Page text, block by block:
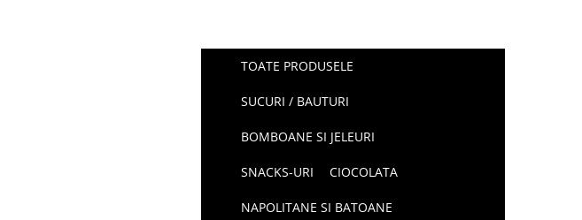
TOATE PRODUSELE
SUCURI / BAUTURI
BOMBOANE SI JELEURI
SNACKS-URI CIOCOLATA
NAPOLITANE SI BATOANE